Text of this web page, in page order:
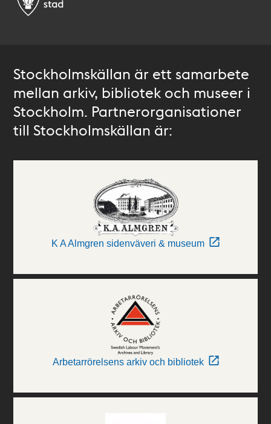
Stockholmskällan är ett samarbete
mellan arkiv, bibliotek och museer i
Stockholm. Partnerorganisationer
till Stockholmskällan är:
K A Almgren sidenväveri & museum
Arbetarrörelsens arkiv och bibliotek